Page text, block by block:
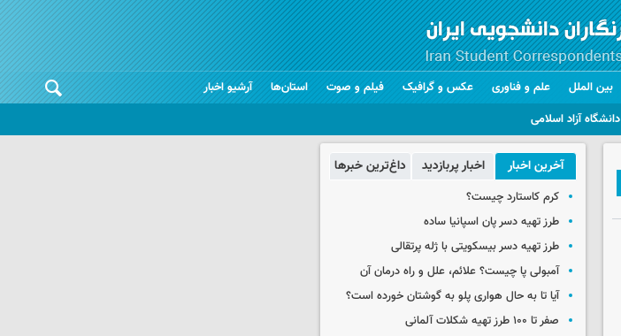
دانشگاه آزاد اسلامی
بین الملل علم و فناوری عکس و گرافیک فیلم و صوت استان‌ها آرشیو اخبار
آخرین اخبار اخبار پربازدید داغ‌ترین خبرها
کرم کاستارد چیست؟
طرز تهیه دسر پان اسپانیا ساده
طرز تهیه دسر بیسکویتی با ژله پرتقالی
آمبولی پا چیست؟ علائم، علل و راه درمان آن
آیا تا به حال هواری پلو به گوشتان خورده است؟
صفر تا ۱۰۰ طرز تهیه شکلات آلمانی